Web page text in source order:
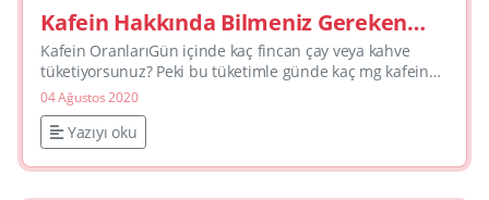
Kafein Hakkında Bilmeniz Gereken
Her Şey
Kafein OranlarıGün içinde kaç fincan çay veya kahve
tüketiyorsunuz? Peki bu tüketimle günde kaç mg kafein
aldığınızı biliyor musunuz? Kafein, sağlıklı beslenme pla...
04 Ağustos 2020
Yazıyı oku